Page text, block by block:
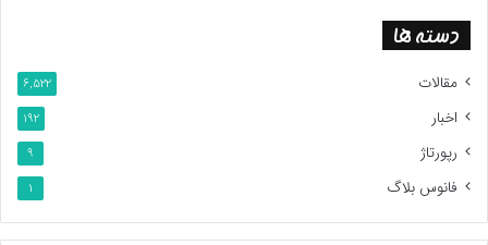
دسته ها
مقالات 6,522
اخبار 192
رپورتاژ 9
فانوس بلاگ 1